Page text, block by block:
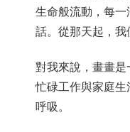
生命般流動，每
話。從那天起，我
對我來說，畫畫
忙碌工作與家庭
呼吸。